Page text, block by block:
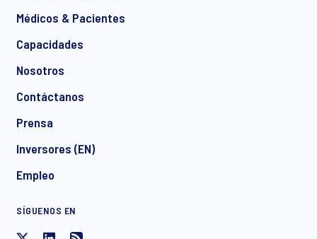
communication about products and services including
invitations to free events and articles from Ipsos. You may
withdraw your consent at any time with effect for the future.
Médicos & Pacientes
Capacidades
Nosotros
Contáctanos
Prensa
Inversores (EN)
Empleo
SÍGUENOS EN